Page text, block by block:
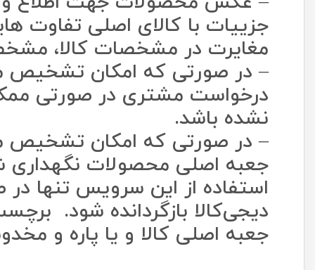
جزییات با کالای اصلی تفاوت
مغایرت در مشخصات کالا،
– در صورتی که امکان تشخیص
درخواست مشتری در صورتی
نشده باشد.
– در صورتی که امکان تشخیص
جعبه اصلی محصولات نگهداری
استفاده از این سرویس تنها
دیجی‌کالا بازگردانده شود.
جعبه اصلی کالا و یا پاره و